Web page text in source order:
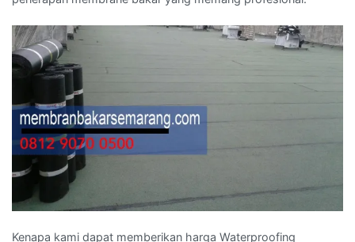
Kenapa kami dapat memberikan harga Waterproofing